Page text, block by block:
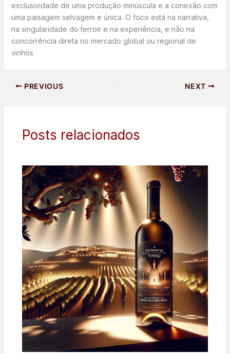
exclusividade de uma produção minúscula e a conexão com
uma paisagem selvagem e única. O foco está na narrativa,
na singularidade do terroir e na experiência, e não na
concorrência direta no mercado global ou regional de
vinhos.
PREVIOUS NEXT
Posts relacionados